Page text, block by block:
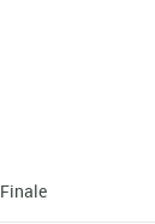
Finale